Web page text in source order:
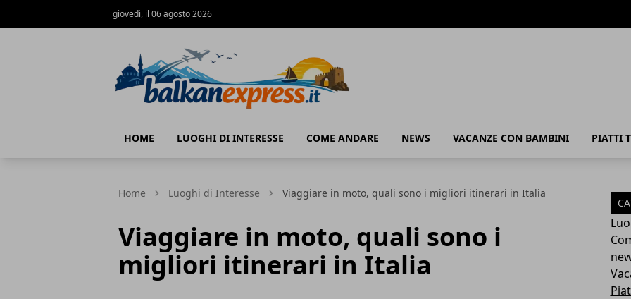
giovedì, il 06 agosto 2026
HOME LUOGHI DI INTERESSE COME ANDARE NEWS VACANZE CON BAMBINI PIATTI
Home Luoghi di Interesse Viaggiare in moto, quali sono i migliori itinerari in Italia
Viaggiare in moto, quali sono i
migliori itinerari in Italia